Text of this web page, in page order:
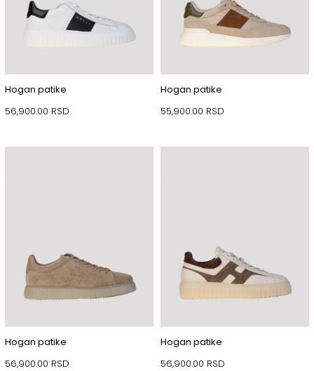
Hogan patike
56,900.00 RSD
Hogan patike
55,900.00 RSD
Hogan patike
56,900.00 RSD
Hogan patike
56,900.00 RSD